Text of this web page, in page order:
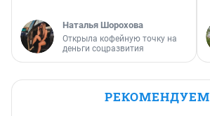
Наталья Шорохова
Открыла кофейную точку на
деньги соцразвития
РЕКОМЕНДУЕМ